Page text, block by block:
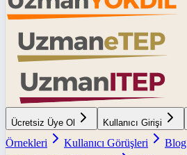
Ücretsiz Üye Ol Kullanıcı Girişi
Örnekleri
Kullanıcı Görüşleri Blog